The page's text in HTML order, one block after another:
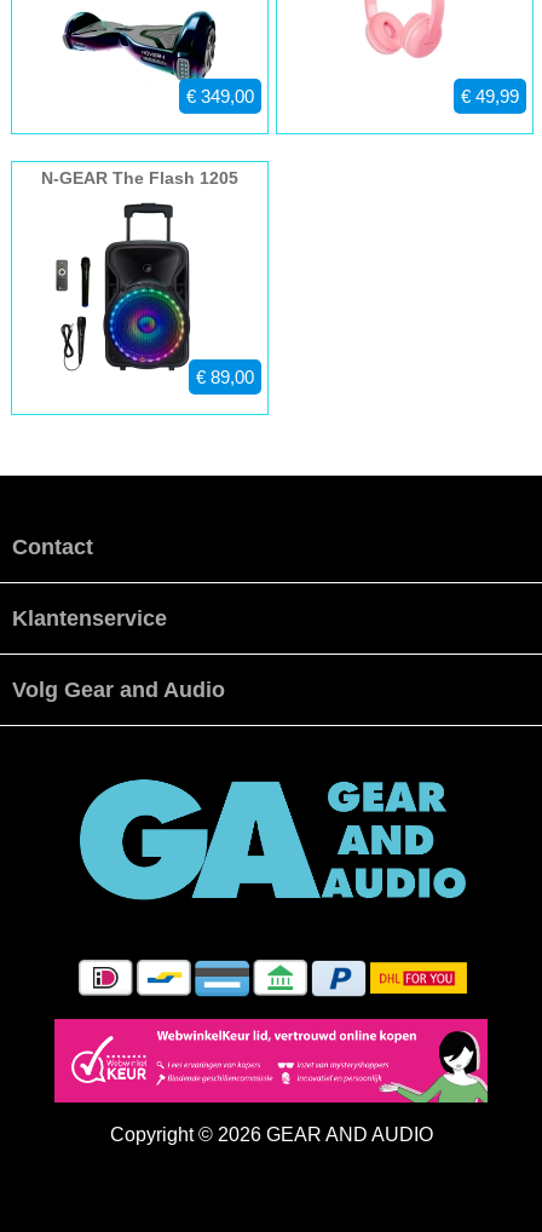
€ 349,00 € 49,99
N-GEAR The Flash 1205
€ 89,00
Contact
Klantenservice
Volg Gear and Audio
Copyright © 2026 GEAR AND AUDIO